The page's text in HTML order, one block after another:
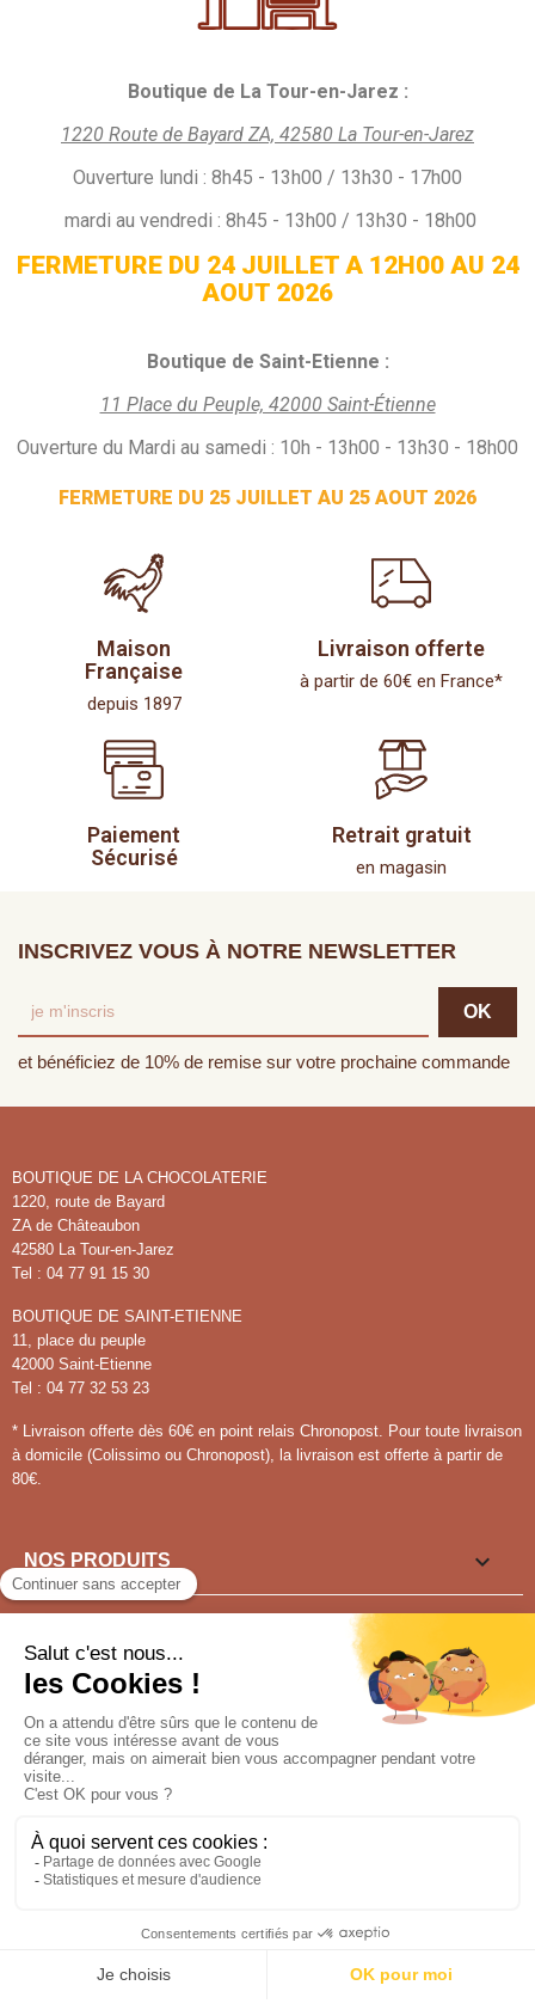
Boutique de La Tour-en-Jarez :
1220 Route de Bayard ZA, 42580 La Tour-en-Jarez
Ouverture lundi : 8h45 - 13h00 / 13h30 - 17h00
mardi au vendredi : 8h45 - 13h00 / 13h30 - 18h00
FERMETURE DU 24 JUILLET A 12H00 AU 24
AOUT 2026
Boutique de Saint-Etienne :
11 Place du Peuple, 42000 Saint-Étienne
Ouverture du Mardi au samedi : 10h - 13h00 - 13h30 - 18h00
FERMETURE DU 25 JUILLET AU 25 AOUT 2026
Maison
Française
depuis 1897
Livraison offerte
à partir de 60€ en France*
Paiement
Sécurisé
Retrait gratuit
en magasin
INSCRIVEZ VOUS À NOTRE NEWSLETTER
et bénéficiez de 10% de remise sur votre prochaine commande
BOUTIQUE DE LA CHOCOLATERIE
1220, route de Bayard
ZA de Châteaubon
42580 La Tour-en-Jarez
Tel : 04 77 91 15 30
BOUTIQUE DE SAINT-ETIENNE
11, place du peuple
42000 Saint-Etienne
Tel : 04 77 32 53 23
* Livraison offerte dès 60€ en point relais Chronopost. Pour toute livraison
à domicile (Colissimo ou Chronopost), la livraison est offerte à partir de
80€.
NOS PRODUITS 

VOUS SOUHAITEZ ? 
Pour tout renseignement appeler au04 77 91 15 30
NOUS SUIVRE